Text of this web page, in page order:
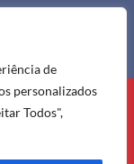
de
personalizados
Todos",
APF ©